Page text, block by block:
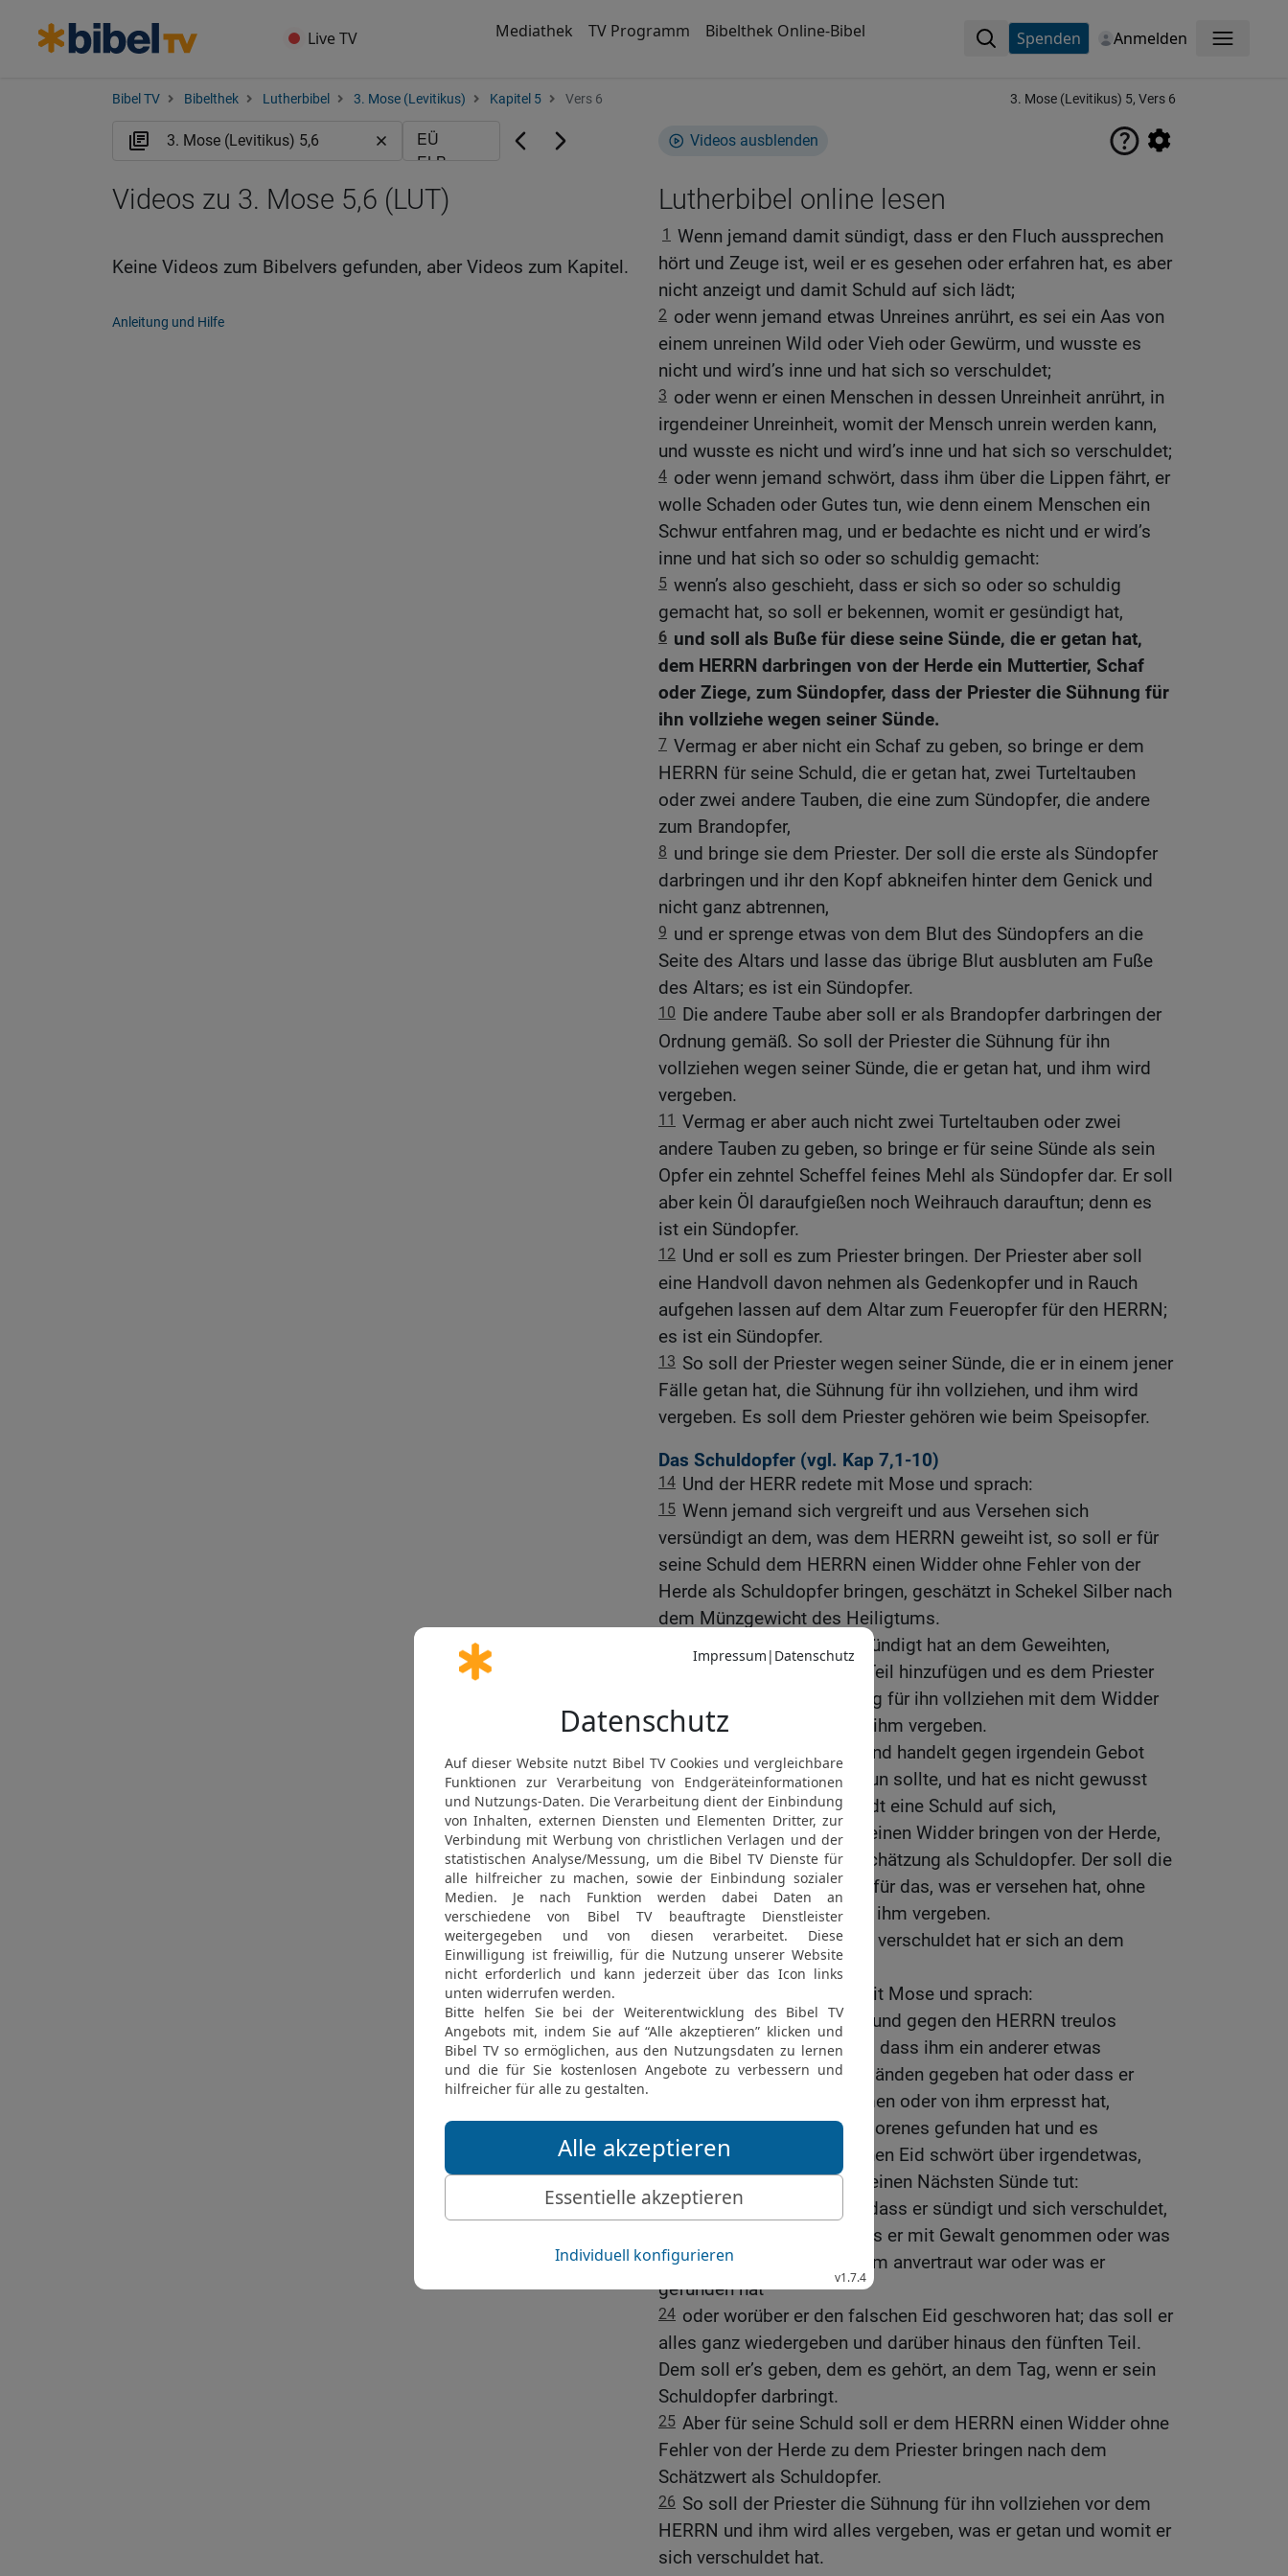
Live TV Mediathek TV Programm Bibelthek Online-Bibel Spenden Anmelden Menü
Bibel TV Bibelthek Lutherbibel 3. Mose (Levitikus) Kapitel 5 Vers 6 3. Mose (Levitikus) 5, Vers 6
Videos ausblenden
Lutherbibel online lesen
1 Wenn jemand damit sündigt, dass er den Fluch aussprechen
hört und Zeuge ist, weil er es gesehen oder erfahren hat, es aber
nicht anzeigt und damit Schuld auf sich lädt;
2 oder wenn jemand etwas Unreines anrührt, es sei ein Aas von
einem unreinen Wild oder Vieh oder Gewürm, und wusste es
nicht und wird’s inne und hat sich so verschuldet;
3 oder wenn er einen Menschen in dessen Unreinheit anrührt, in
irgendeiner Unreinheit, womit der Mensch unrein werden kann,
und wusste es nicht und wird’s inne und hat sich so verschuldet;
4 oder wenn jemand schwört, dass ihm über die Lippen fährt, er
wolle Schaden oder Gutes tun, wie denn einem Menschen ein
Schwur entfahren mag, und er bedachte es nicht und er wird’s
inne und hat sich so oder so schuldig gemacht:
5 wenn’s also geschieht, dass er sich so oder so schuldig
gemacht hat, so soll er bekennen, womit er gesündigt hat,
6 und soll als Buße für diese seine Sünde, die er getan hat,
dem HERRN darbringen von der Herde ein Muttertier, Schaf
oder Ziege, zum Sündopfer, dass der Priester die Sühnung für
ihn vollziehe wegen seiner Sünde.
7 Vermag er aber nicht ein Schaf zu geben, so bringe er dem
HERRN für seine Schuld, die er getan hat, zwei Turteltauben
oder zwei andere Tauben, die eine zum Sündopfer, die andere
zum Brandopfer,
8 und bringe sie dem Priester. Der soll die erste als Sündopfer
darbringen und ihr den Kopf abkneifen hinter dem Genick und
nicht ganz abtrennen,
9 und er sprenge etwas von dem Blut des Sündopfers an die
Seite des Altars und lasse das übrige Blut ausbluten am Fuße
des Altars; es ist ein Sündopfer.
10 Die andere Taube aber soll er als Brandopfer darbringen der
Ordnung gemäß. So soll der Priester die Sühnung für ihn
vollziehen wegen seiner Sünde, die er getan hat, und ihm wird
vergeben.
11 Vermag er aber auch nicht zwei Turteltauben oder zwei
andere Tauben zu geben, so bringe er für seine Sünde als sein
Opfer ein zehntel Scheffel feines Mehl als Sündopfer dar. Er soll
aber kein Öl daraufgießen noch Weihrauch darauftun; denn es
ist ein Sündopfer.
12 Und er soll es zum Priester bringen. Der Priester aber soll
eine Handvoll davon nehmen als Gedenkopfer und in Rauch
aufgehen lassen auf dem Altar zum Feueropfer für den HERRN;
es ist ein Sündopfer.
13 So soll der Priester wegen seiner Sünde, die er in einem jener
Fälle getan hat, die Sühnung für ihn vollziehen, und ihm wird
vergeben. Es soll dem Priester gehören wie beim Speisopfer.
Das Schuldopfer (vgl. Kap 7,1-10)
14 Und der HERR redete mit Mose und sprach:
15 Wenn jemand sich vergreift und aus Versehen sich
versündigt an dem, was dem HERRN geweiht ist, so soll er für
seine Schuld dem HERRN einen Widder ohne Fehler von der
Herde als Schuldopfer bringen, geschätzt in Schekel Silber nach
dem Münzgewicht des Heiligtums.
Dazu soll er, was er gesündigt hat an dem Geweihten,
erstatten und den fünften Teil hinzufügen und es dem Priester
geben. Der soll die Sühnung für ihn vollziehen mit dem Widder
des Schuldopfers, so wird ihm vergeben.
Wenn jemand sündigt und handelt gegen irgendein Gebot
des HERRN, was er nicht tun sollte, und hat es nicht gewusst
und versündigt sich und lädt eine Schuld auf sich,
18 so soll er zum Priester einen Widder bringen von der Herde,
ohne Fehler, nach deiner Schätzung als Schuldopfer. Der soll die
Sühnung für ihn vollziehen für das, was er versehen hat, ohne
dass er es wusste, so wird ihm vergeben.
19 Das ist ein Schuldopfer; verschuldet hat er sich an dem
HERRN.
Und der HERR redete mit Mose und sprach:
21 Wenn jemand sündigte und gegen den HERRN treulos
handelte, indem er leugnet, dass ihm ein anderer etwas
anvertraut oder zu treuen Händen gegeben hat oder dass er
etwas mit Gewalt genommen oder von ihm erpresst hat,
22 oder wenn er etwas Verlorenes gefunden hat und es
ableugnet und einen falschen Eid schwört über irgendetwas,
worin ein Mensch gegen seinen Nächsten Sünde tut:
23 Wenn es so geschieht, dass er sündigt und sich verschuldet,
so soll er wiedergeben, was er mit Gewalt genommen oder was
er erpresst hat oder was ihm anvertraut war oder was er
gefunden hat
24 oder worüber er den falschen Eid geschworen hat; das soll er
alles ganz wiedergeben und darüber hinaus den fünften Teil.
Dem soll er’s geben, dem es gehört, an dem Tag, wenn er sein
Schuldopfer darbringt.
25 Aber für seine Schuld soll er dem HERRN einen Widder ohne
Fehler von der Herde zu dem Priester bringen nach dem
Schätzwert als Schuldopfer.
26 So soll der Priester die Sühnung für ihn vollziehen vor dem
HERRN und ihm wird alles vergeben, was er getan und womit er
sich verschuldet hat.
Videos zu 3. Mose 5,6 (LUT)
Keine Videos zum Bibelvers gefunden, aber Videos zum Kapitel.
Anleitung und Hilfe